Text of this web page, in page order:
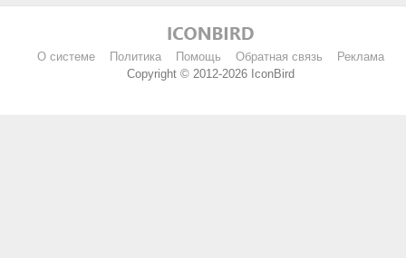
О системе Политика Помощь Обратная связь
Реклама
Copyright © 2012-2026 IconBird